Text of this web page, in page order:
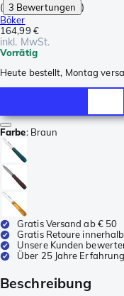
( 3 Bewertungen )
Böker
164,99 €
inkl. MwSt.
Vorrätig
Heute bestellt, Montag
Farbe: Braun
Gratis Versand ab € 50
Gratis Retoure
Unsere Kunden
Über 25 Jahre Erfahrung
Beschreibung